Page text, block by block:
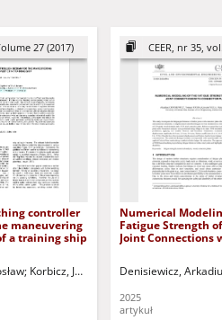
Mounir Haddou Jurczak, Paweł - red.
27 (2017)
controller
maneuvering
a training ship
Korbicz, Józef (1951- ) - red. Uciński,
CEER, nr 35,
Numerical
Fatigue Strength
Joint Connections
Denisiewicz,
2025
artykuł